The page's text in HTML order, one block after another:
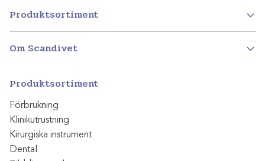
Produktsortiment
Om Scandivet
Produktsortiment
Förbrukning
Klinikutrustning
Kirurgiska instrument
Dental